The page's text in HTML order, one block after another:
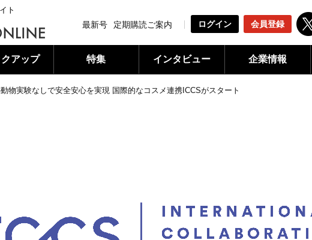
ト
最新号 定期購読ご案内 ログイン 会員登録
クアップ 特集 インタビュー 企業情報
物実験なしで安全安心を実現 国際的なコスメ連携ICCSがスタート